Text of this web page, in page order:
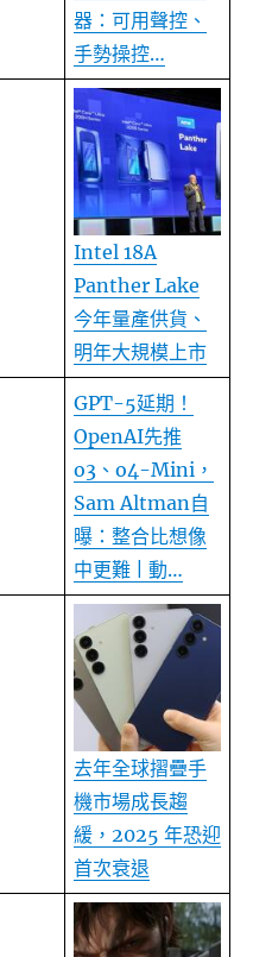
器：可用聲控、
手勢操控…
Intel 18A
Panther Lake
今年量產供貨、
明年大規模上市
GPT-5延期！
OpenAI先推
o3、o4-Mini，
Sam Altman自
曝：整合比想像
中更難 | 動…
去年全球摺疊手
機市場成長趨
緩，2025 年恐迎
首次衰退